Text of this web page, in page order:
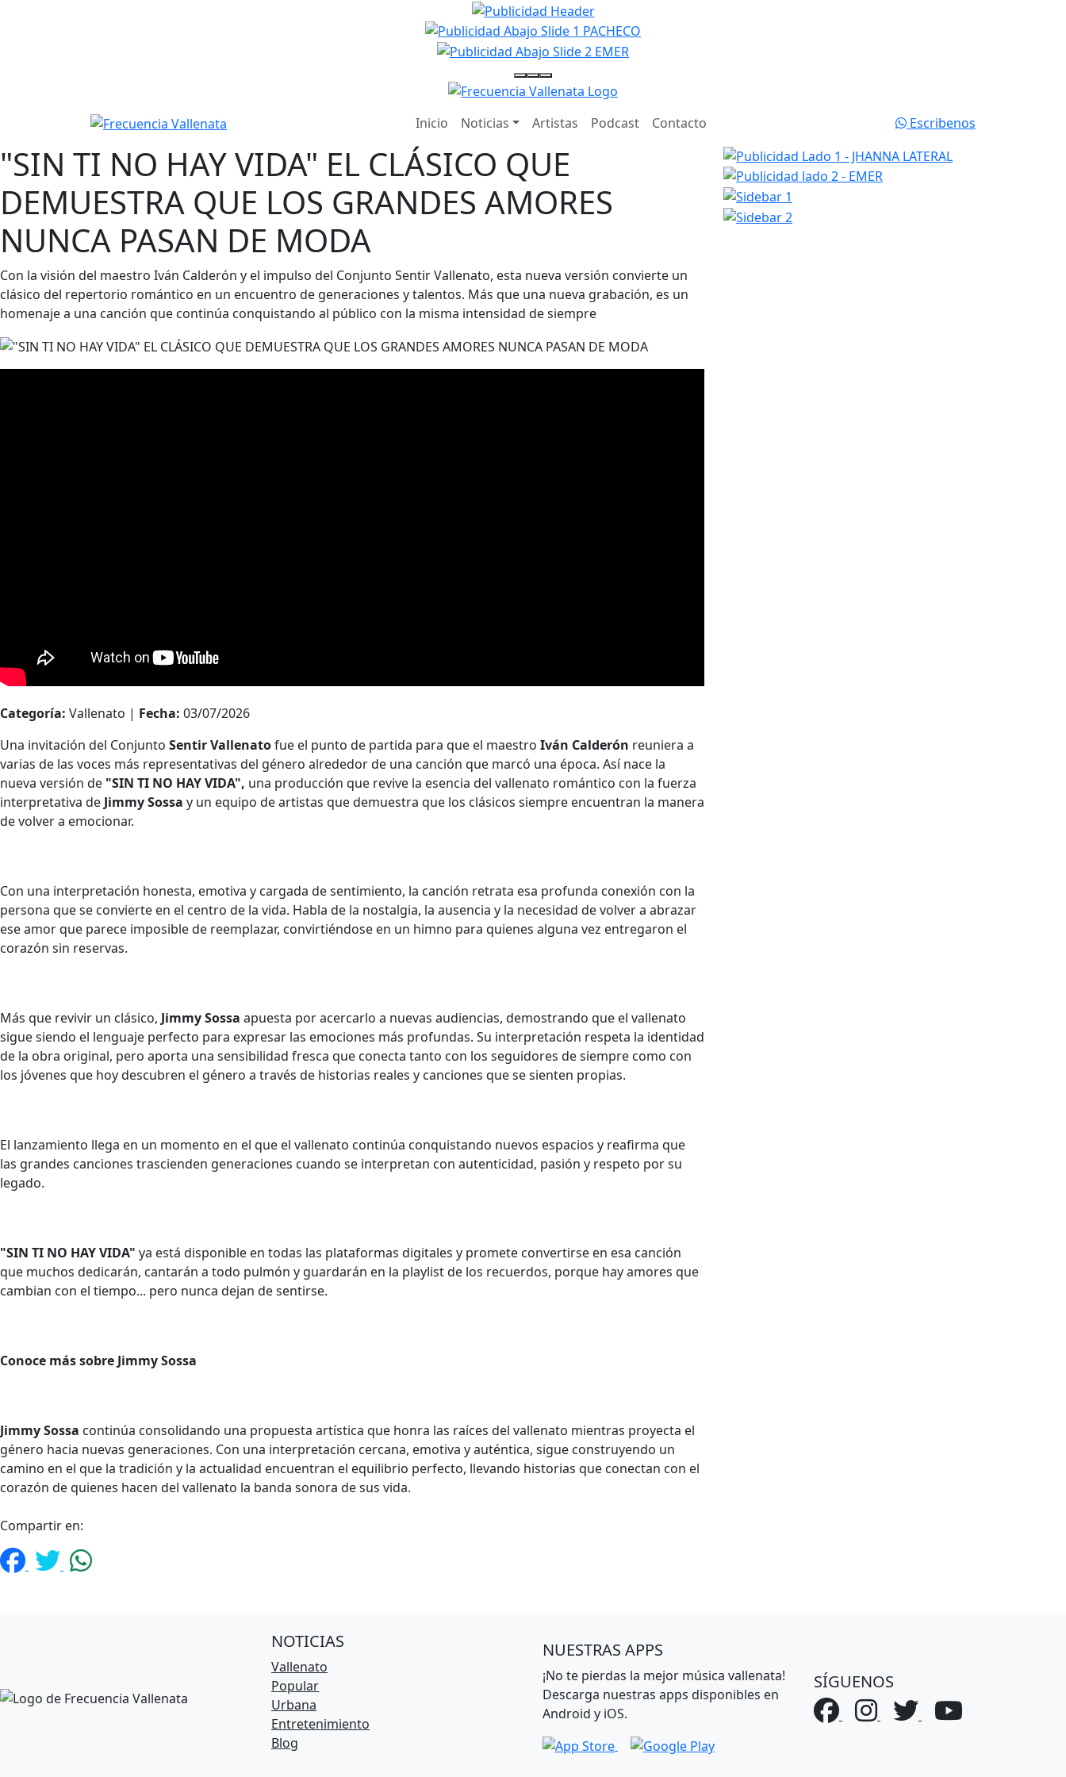
Inicio Noticias Artistas Podcast Contacto Escribenos
"SIN TI NO HAY VIDA" EL CLÁSICO QUE
DEMUESTRA QUE LOS GRANDES AMORES
NUNCA PASAN DE MODA
Con la visión del maestro Iván Calderón y el impulso del Conjunto Sentir Vallenato, esta nueva versión convierte un
clásico del repertorio romántico en un encuentro de generaciones y talentos. Más que una nueva grabación, es un
homenaje a una canción que continúa conquistando al público con la misma intensidad de siempre
Categoría: Vallenato | Fecha: 03/07/2026
Una invitación del Conjunto Sentir Vallenatofue el punto de partida para que el maestro Iván Calderón reuniera a
varias de las voces más representativas del género alrededor de una canción que marcó una época. Así nace la
nueva versión de "SIN TI NO HAY VIDA", una producción que revive la esencia del vallenato romántico con la fuerza
interpretativa de Jimmy Sossa y un equipo de artistas que demuestra que los clásicos siempre encuentran la manera
de volver a emocionar.
Con una interpretación honesta, emotiva y cargada de sentimiento, la canción retrata esa profunda conexión con la
persona que se convierte en el centro de la vida. Habla de la nostalgia, la ausencia y la necesidad de volver a abrazar
ese amor que parece imposible de reemplazar, convirtiéndose en un himno para quienes alguna vez entregaron el
corazón sin reservas.
Más que revivir un clásico, Jimmy Sossa apuesta por acercarlo a nuevas audiencias, demostrando que el vallenato
sigue siendo el lenguaje perfecto para expresar las emociones más profundas. Su interpretación respeta la identidad
de la obra original, pero aporta una sensibilidad fresca que conecta tanto con los seguidores de siempre como con
los jóvenes que hoy descubren el género a través de historias reales y canciones que se sienten propias.
El lanzamiento llega en un momento en el que el vallenato continúa conquistando nuevos espacios y reafirma que
las grandes canciones trascienden generaciones cuando se interpretan con autenticidad, pasión y respeto por su
legado.
"SIN TI NO HAY VIDA" ya está disponible en todas las plataformas digitales y promete convertirse en esa canción
que muchos dedicarán, cantarán a todo pulmón y guardarán en la playlist de los recuerdos, porque hay amores que
cambian con el tiempo... pero nunca dejan de sentirse.
Conoce más sobre Jimmy Sossa
Jimmy Sossa continúa consolidando una propuesta artística que honra las raíces del vallenato mientras proyecta el
género hacia nuevas generaciones. Con una interpretación cercana, emotiva y auténtica, sigue construyendo un
camino en el que la tradición y la actualidad encuentran el equilibrio perfecto, llevando historias que conectan con el
corazón de quienes hacen del vallenato la banda sonora de sus vida.
Compartir en:
NOTICIAS
Vallenato
Popular
Urbana
Entretenimiento
Blog
NUESTRAS APPS
¡No te pierdas la mejor música vallenata!
Descarga nuestras apps disponibles en
Android y iOS.
SÍGUENOS